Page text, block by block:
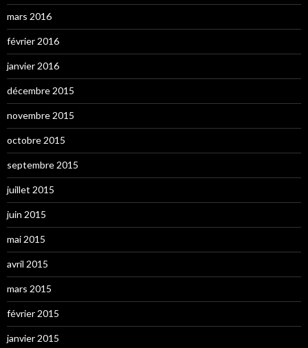
mars 2016
février 2016
janvier 2016
décembre 2015
novembre 2015
octobre 2015
septembre 2015
juillet 2015
juin 2015
mai 2015
avril 2015
mars 2015
février 2015
janvier 2015